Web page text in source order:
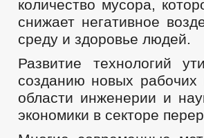
количество мусора,
снижает негативное
среду и здоровье людей.
Развитие технологий
созданию новых рабочих
области инженерии и
экономики в секторе